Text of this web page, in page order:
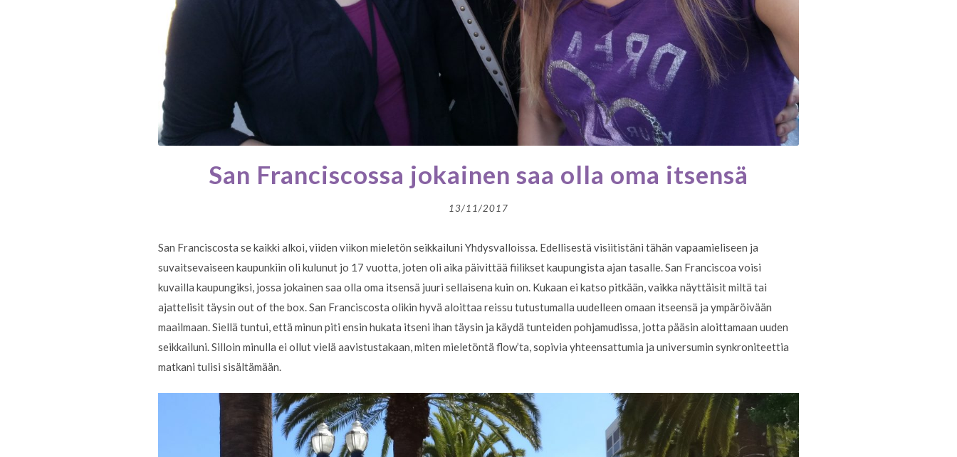
San Franciscossa jokainen saa olla oma itsensä
13/11/2017
San Franciscosta se kaikki alkoi, viiden viikon mieletön seikkailuni Yhdysvalloissa. Edellisestä visiitistäni tähän vapaamieliseen ja
suvaitsevaiseen kaupunkiin oli kulunut jo 17 vuotta, joten oli aika päivittää fiilikset kaupungista ajan tasalle. San Franciscoa voisi
kuvailla kaupungiksi, jossa jokainen saa olla oma itsensä juuri sellaisena kuin on. Kukaan ei katso pitkään, vaikka näyttäisit miltä tai
ajattelisit täysin out of the box. San Franciscosta olikin hyvä aloittaa reissu tutustumalla uudelleen omaan itseensä ja ympäröivään
maailmaan. Siellä tuntui, että minun piti ensin hukata itseni ihan täysin ja käydä tunteiden pohjamudissa, jotta pääsin aloittamaan uuden
seikkailuni. Silloin minulla ei ollut vielä aavistustakaan, miten mieletöntä flow’ta, sopivia yhteensattumia ja universumin synkroniteettia
matkani tulisi sisältämään.